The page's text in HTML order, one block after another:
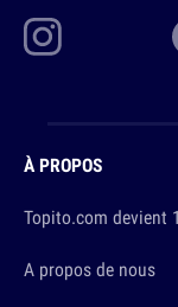
À PROPOS
Topito.com devient
A propos de nous